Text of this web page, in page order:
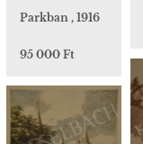
Parkban , 1916
95 000 Ft